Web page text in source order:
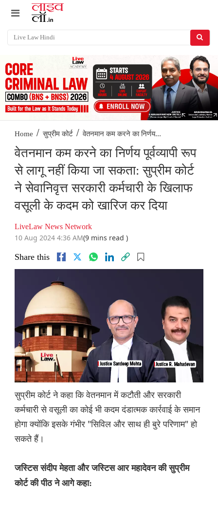
Home / सुप्रीम कोर्ट / वेतनमान कम करने का निर्णय...
वेतनमान कम करने का निर्णय पूर्वव्यापी रूप
से लागू नहीं किया जा सकता: सुप्रीम कोर्ट
ने सेवानिवृत्त सरकारी कर्मचारी के खिलाफ
वसूली के कदम को खारिज कर दिया
LiveLaw News Network
10 Aug 2024 4:36 AM(9 mins read )
Share this
सुप्रीम कोर्ट ने कहा कि वेतनमान में कटौती और सरकारी
कर्मचारी से वसूली का कोई भी कदम दंडात्मक कार्रवाई के समान
होगा क्योंकि इसके गंभीर "सिविल और साथ ही बुरे परिणाम" हो
सकते हैं।
जस्टिस संदीप मेहता और जस्टिस आर महादेवन की सुप्रीम
कोर्ट की पीठ ने आगे कहा: